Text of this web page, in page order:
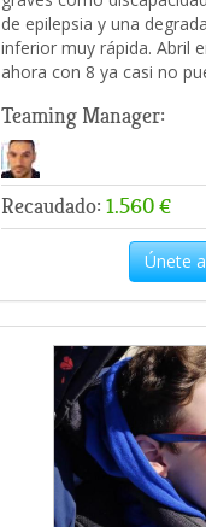
de epilepsia y una
inferior muy rápida. Abril
ahora con 8 ya casi no
Teaming Manager:
Recaudado: 1.560 €
Únete